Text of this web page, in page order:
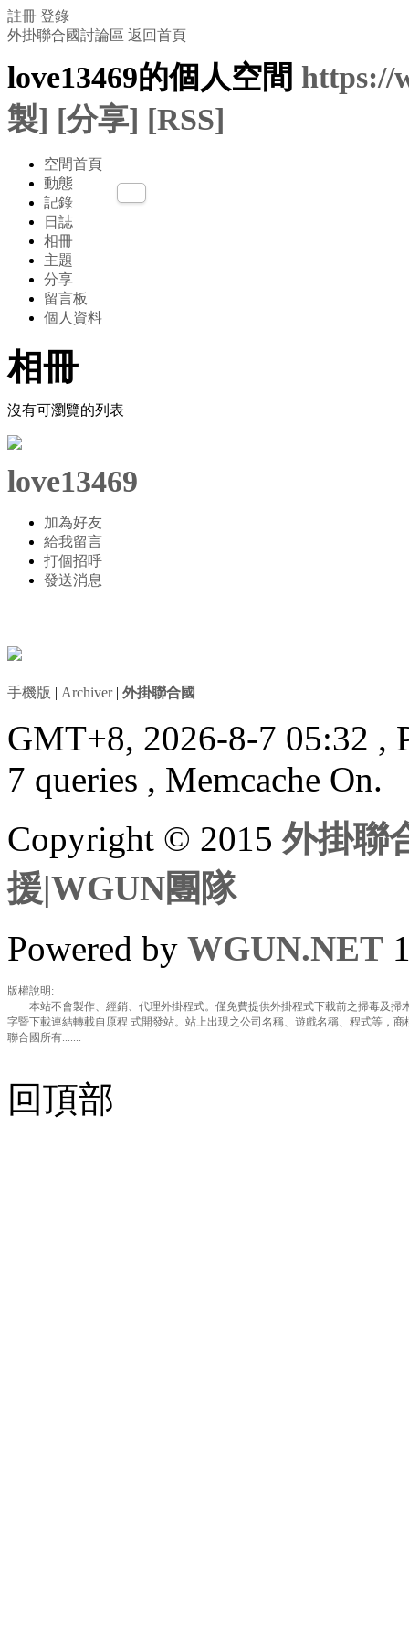
註冊 登錄
外掛聯合國討論區 返回首頁
love13469的個人空間 https://
製] [分享] [RSS]
空間首頁
動態
記錄
日誌
相冊
主題
分享
留言板
個人資料
相冊
沒有可瀏覽的列表
love13469
加為好友
給我留言
打個招呼
發送消息
手機版 | Archiver| 外掛聯合國
GMT+8, 2026-8-7 05:32 ,
7 queries , Memcache On.
Copyright © 2015外掛聯
援|WGUN團隊
Powered by WGUN.NET
版權說明:
本站不會製作、經銷、代理外掛程式。僅免費提供外掛程式下載前之掃毒及掃
字暨下載連結轉載自原程 式開發站。站上出現之公司名稱、遊戲名稱、程式等，
聯合國所有.......
回頂部